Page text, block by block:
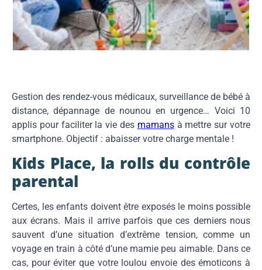
Gestion des rendez-vous médicaux, surveillance de bébé à
distance, dépannage de nounou en urgence… Voici 10
applis pour faciliter la vie des mamansà mettre sur votre
smartphone. Objectif : abaisser votre charge mentale !
Kids Place, la rolls du contrôle
parental
Certes, les enfants doivent être exposés le moins possible
aux écrans. Mais il arrive parfois que ces derniers nous
sauvent d’une situation d’extrême tension, comme un
voyage en train à côté d’une mamie peu aimable. Dans ce
cas, pour éviter que votre loulou envoie des émoticons à